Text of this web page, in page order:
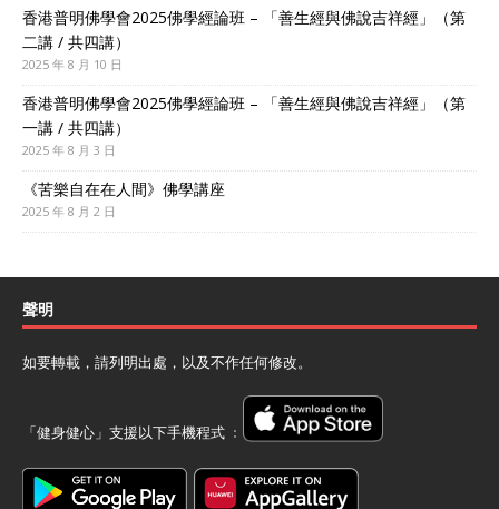
香港普明佛學會2025佛學經論班 – 「善生經與佛說吉祥經」（第
二講 / 共四講）
2025 年 8 月 10 日
香港普明佛學會2025佛學經論班 – 「善生經與佛說吉祥經」（第
一講 / 共四講）
2025 年 8 月 3 日
《苦樂自在在人間》佛學講座
2025 年 8 月 2 日
聲明
如要轉載，請列明出處，以及不作任何修改。
「健身健心」支援以下手機程式 ﹕